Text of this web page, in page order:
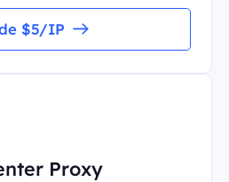
$5/IP
Proxy